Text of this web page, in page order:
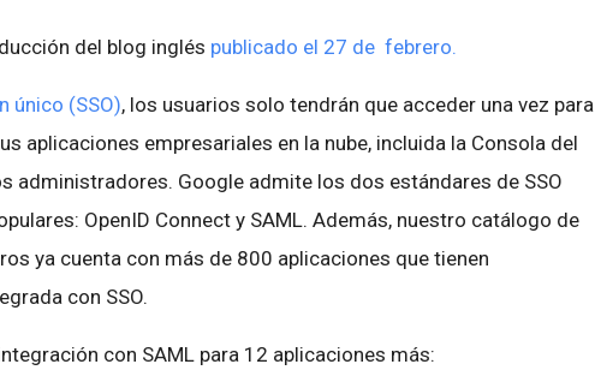
del blog inglés publicado el 27 de febrero.
único (SSO), los usuarios solo tendrán que acceder una vez para
aplicaciones empresariales en la nube, incluida la Consola del
administradores. Google admite los dos estándares de SSO
OpenID Connect y SAML. Además, nuestro catálogo de
ya cuenta con más de 800 aplicaciones que tienen
con SSO.
con SAML para 12 aplicaciones más: